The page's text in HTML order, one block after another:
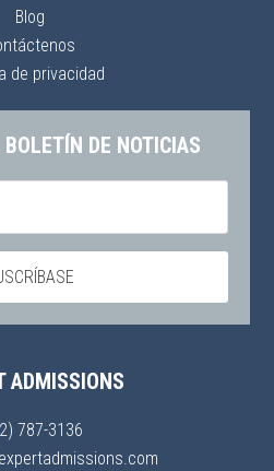
Blog
de privacidad
DE NOTICIAS
ADMISSIONS
787-3136